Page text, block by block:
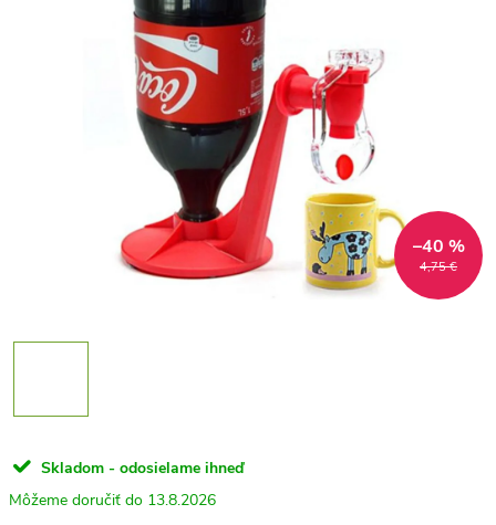
4,75 €
–40 %
Skladom - odosielame ihneď
13.8.2026